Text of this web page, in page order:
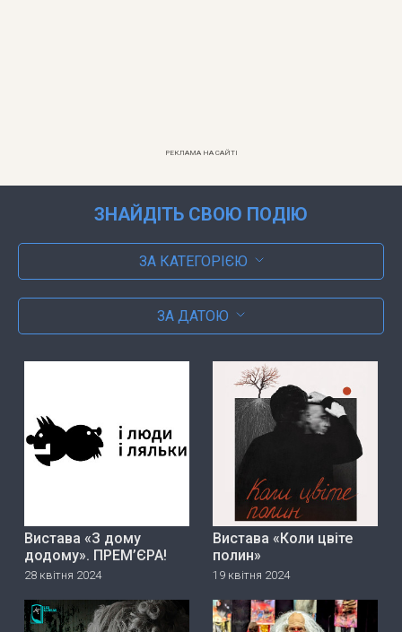
РЕКЛАМА НА САЙТІ
ЗНАЙДІТЬ СВОЮ ПОДІЮ
ЗА КАТЕГОРІЄЮ
ЗА ДАТОЮ
Вистава «З дому
додому». ПРЕМ’ЄРА!
28 квітня 2024
Вистава «Коли цвіте
полин»
19 квітня 2024